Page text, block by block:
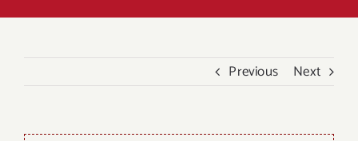
Previous Next